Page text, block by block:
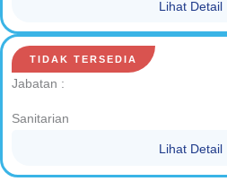
Lihat Detail
TIDAK TERSEDIA
Jabatan :
Sanitarian
Lihat Detail